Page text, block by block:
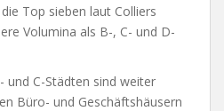
Top sieben laut Colliers
Volumina als B-, C- und D-
und C-Städten sind weiter
Büro- und Geschäftshäusern